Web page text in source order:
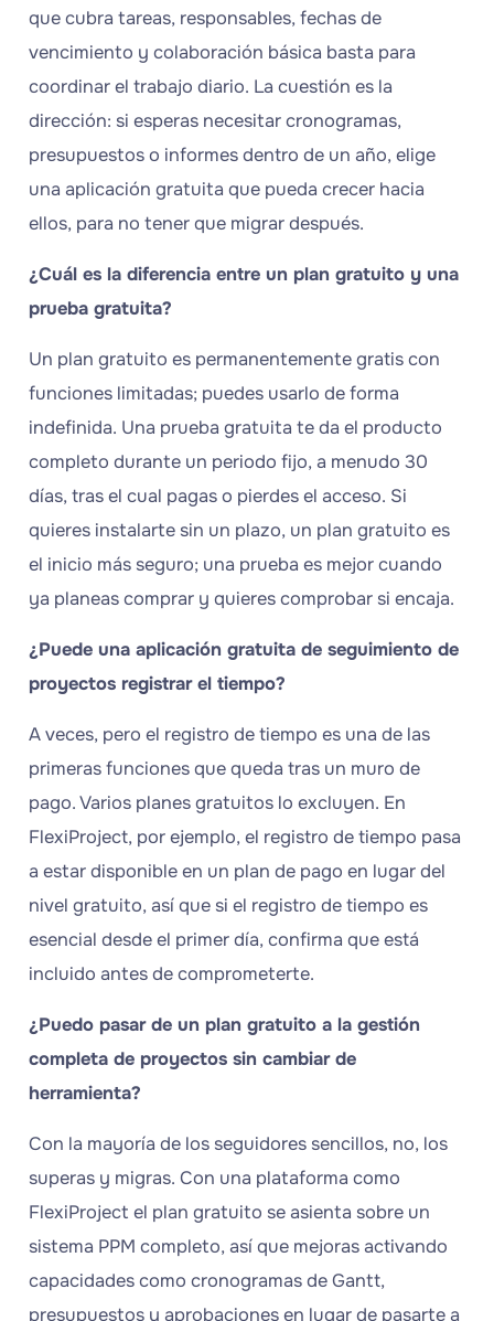
que cubra tareas, responsables, fechas de
vencimiento y colaboración básica basta para
coordinar el trabajo diario. La cuestión es la
dirección: si esperas necesitar cronogramas,
presupuestos o informes dentro de un año, elige
una aplicación gratuita que pueda crecer hacia
ellos, para no tener que migrar después.
¿Cuál es la diferencia entre un plan gratuito y una
prueba gratuita?
Un plan gratuito es permanentemente gratis con
funciones limitadas; puedes usarlo de forma
indefinida. Una prueba gratuita te da el producto
completo durante un periodo fijo, a menudo 30
días, tras el cual pagas o pierdes el acceso. Si
quieres instalarte sin un plazo, un plan gratuito es
el inicio más seguro; una prueba es mejor cuando
ya planeas comprar y quieres comprobar si encaja.
¿Puede una aplicación gratuita de seguimiento de
proyectos registrar el tiempo?
A veces, pero el registro de tiempo es una de las
primeras funciones que queda tras un muro de
pago. Varios planes gratuitos lo excluyen. En
FlexiProject, por ejemplo, el registro de tiempo pasa
a estar disponible en un plan de pago en lugar del
nivel gratuito, así que si el registro de tiempo es
esencial desde el primer día, confirma que está
incluido antes de comprometerte.
¿Puedo pasar de un plan gratuito a la gestión
completa de proyectos sin cambiar de
herramienta?
Con la mayoría de los seguidores sencillos, no, los
superas y migras. Con una plataforma como
FlexiProject el plan gratuito se asienta sobre un
sistema PPM completo, así que mejoras activando
capacidades como cronogramas de Gantt,
presupuestos y aprobaciones en lugar de pasarte a